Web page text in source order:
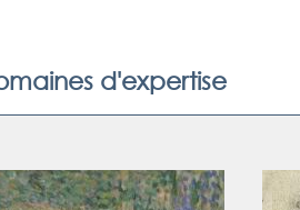
d'expertise